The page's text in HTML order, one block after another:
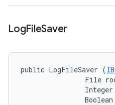
LogFileSaver
public LogFileSaver (
File